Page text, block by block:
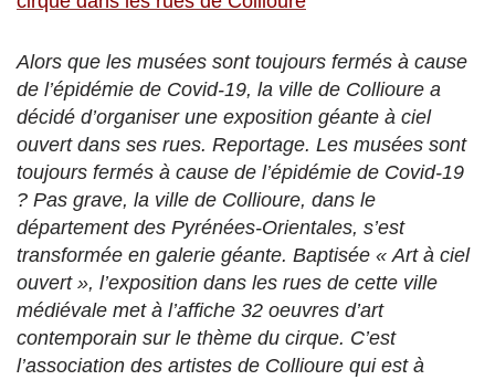
Alors que les musées sont toujours fermés à cause
de l’épidémie de Covid-19, la ville de Collioure a
décidé d’organiser une exposition géante à ciel
ouvert dans ses rues. Reportage. Les musées sont
toujours fermés à cause de l’épidémie de Covid-19
? Pas grave, la ville de Collioure, dans le
département des Pyrénées-Orientales, s’est
transformée en galerie géante. Baptisée « Art à ciel
ouvert », l’exposition dans les rues de cette ville
médiévale met à l’affiche 32 oeuvres d’art
contemporain sur le thème du cirque. C’est
l’association des artistes de Collioure qui est à